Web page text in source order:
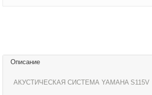
Описание
АКУСТИЧЕСКАЯ СИСТЕМА YAMAHA S115V